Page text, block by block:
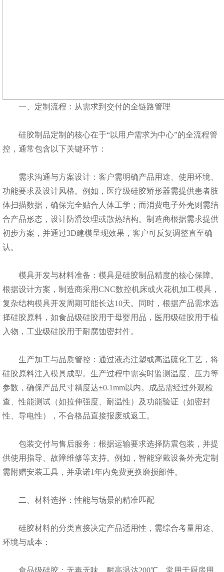
一、定制流程：从需求到交付的全链路管理
硅胶制品定制的核心在于“以用户需求为中心”的全流程管
控，通常包含以下关键环节：
需求沟通与方案设计：客户需明确产品用途、使用环境、
功能要求及设计风格。例如，医疗级硅胶矫形器需提供患者肢
体扫描数据，确保完全贴合人体工学；而消费电子外壳则需结
合产品形态，设计防滑纹理或散热结构。制造商根据需求提供
初步方案，并通过3D建模呈现效果，客户可反复调整直至确
认。
模具开发与材料准备：模具是硅胶制品精度的核心保障。
根据设计方案，制造商采用CNC数控机床或火花机加工模具，
复杂结构模具开发周期可能长达10天。同时，根据产品需求选
择硅胶原料，如食品级硅胶用于母婴用品，医用级硅胶用于植
入物，工业级硅胶用于耐腐蚀密封件。
生产加工与品质管控：通过液态注塑或高温硫化工艺，将
硅胶原料注入模具成型。生产过程中需实时监测温度、压力等
参数，确保产品尺寸精度达±0.1mm以内。成品需经过外观检
查、性能测试（如拉伸强度、耐温性）及功能验证（如密封
性、导电性），不合格品直接报废或返工。
包装交付与售后服务：根据运输要求选择防震包装，并提
供使用指导、故障维修等支持。例如，智能穿戴设备外壳定制
需附赠安装工具，并承诺1年内免费更换磨损部件。
二、材料选择：性能与场景的精准匹配
硅胶材料的分类直接决定产品适用性，需综合考量用途、
环境与成本：